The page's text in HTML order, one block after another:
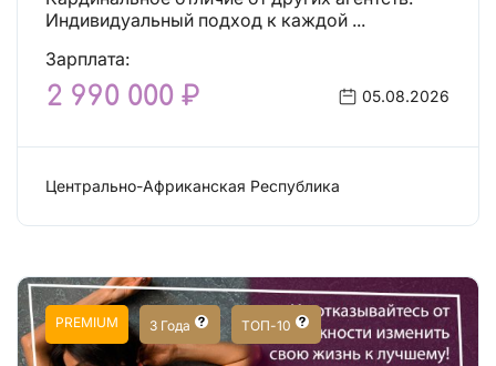
Индивидуальный подход к каждой ...
Зарплата:
2 990 000 ₽ 05.08.2026
Центрально-Африканская Республика
PREMIUM 3 Года ТОП-10